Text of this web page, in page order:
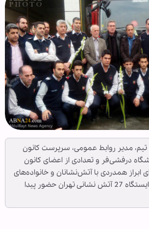
مدیر روابط عمومی، سرپرست کانون
درفشی‌فر و تعدادی از اعضای کانون
ابراز همدردی با آتش‌نشانان و خانواده‌های
آنها عصر دیروز در ایستگاه 27 آتش نشانی تهران حضور پیدا